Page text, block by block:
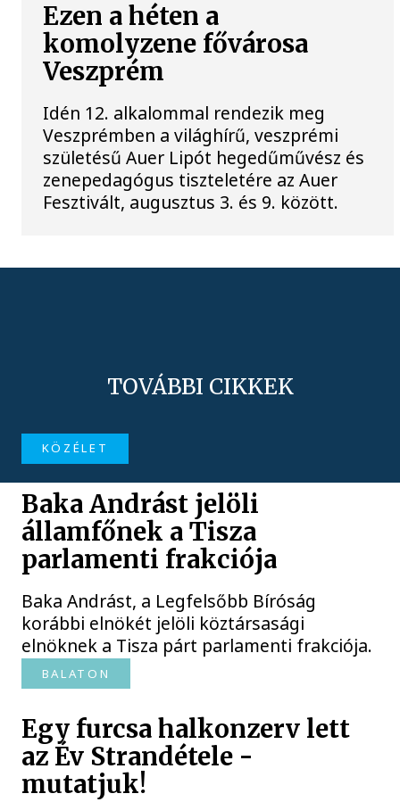
Ezen a héten a
komolyzene fővárosa
Veszprém
Idén 12. alkalommal rendezik meg
Veszprémben a világhírű, veszprémi
születésű Auer Lipót hegedűművész és
zenepedagógus tiszteletére az Auer
Fesztivált, augusztus 3. és 9. között.
TOVÁBBI CIKKEK
KÖZÉLET
Baka Andrást jelöli
államfőnek a Tisza
parlamenti frakciója
Baka Andrást, a Legfelsőbb Bíróság
korábbi elnökét jelöli köztársasági
elnöknek a Tisza párt parlamenti frakciója.
BALATON
Egy furcsa halkonzerv lett
az Év Strandétele -
mutatjuk!